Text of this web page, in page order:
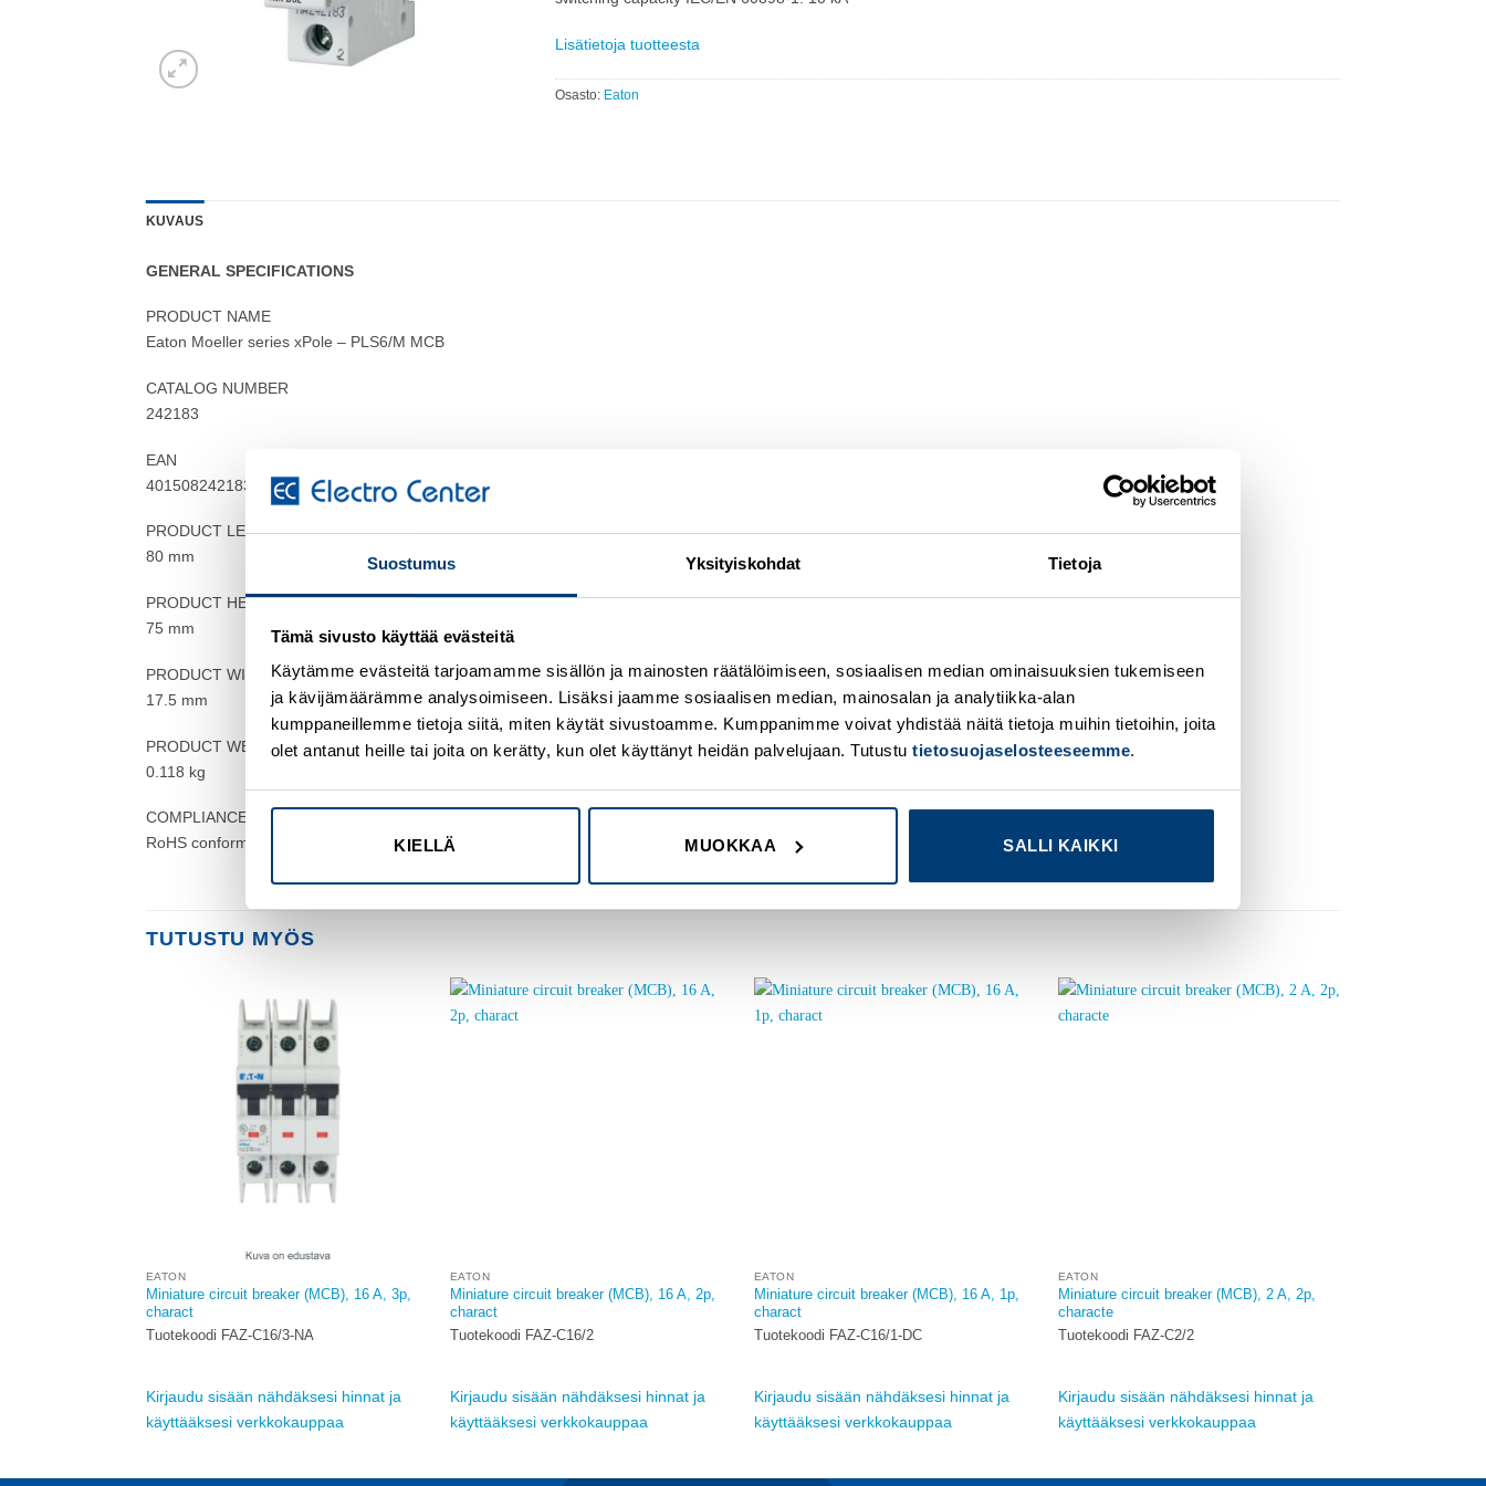
Suostumus Yksityiskohdat Tietoja
Tämä sivusto käyttää evästeitä
Käytämme evästeitä tarjoamamme sisällön ja mainosten räätälöimiseen, sosiaalisen median ominaisuuksien tukemiseen
ja kävijämäärämme analysoimiseen. Lisäksi jaamme sosiaalisen median, mainosalan ja analytiikka-alan
kumppaneillemme tietoja siitä, miten käytät sivustoamme. Kumppanimme voivat yhdistää näitä tietoja muihin tietoihin, joita
olet antanut heille tai joita on kerätty, kun olet käyttänyt heidän palvelujaan. Tutustu tietosuojaselosteeseemme.
KIELLÄ MUOKKAA SALLI KAIKKI
Lisätietoja tuotteesta
Osasto: Eaton
KUVAUS
GENERAL SPECIFICATIONS
PRODUCT NAME
Eaton Moeller series xPole – PLS6/M MCB
CATALOG NUMBER
242183
EAN
4015082421830
PRODUCT LENGTH/DEPTH
80 mm
PRODUCT HEIGHT
75 mm
PRODUCT WIDTH
17.5 mm
PRODUCT WEIGHT
0.118 kg
COMPLIANCES
RoHS conform
TUTUSTU MYÖS
EATON
Miniature circuit breaker (MCB), 16 A, 3p,
charact
Tuotekoodi FAZ-C16/3-NA
Kirjaudu sisään nähdäksesi hinnat ja
käyttääksesi verkkokauppaa
EATON
Miniature circuit breaker (MCB), 16 A, 2p,
charact
Tuotekoodi FAZ-C16/2
Kirjaudu sisään nähdäksesi hinnat ja
käyttääksesi verkkokauppaa
EATON
Miniature circuit breaker (MCB), 16 A, 1p,
charact
Tuotekoodi FAZ-C16/1-DC
Kirjaudu sisään nähdäksesi hinnat ja
käyttääksesi verkkokauppaa
EATON
Miniature circuit breaker (MCB), 2 A, 2p,
characte
Tuotekoodi FAZ-C2/2
Kirjaudu sisään nähdäksesi hinnat ja
käyttääksesi verkkokauppaa